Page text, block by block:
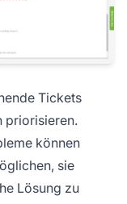
Tickets
priorisieren.
können
sie
Lösung zu